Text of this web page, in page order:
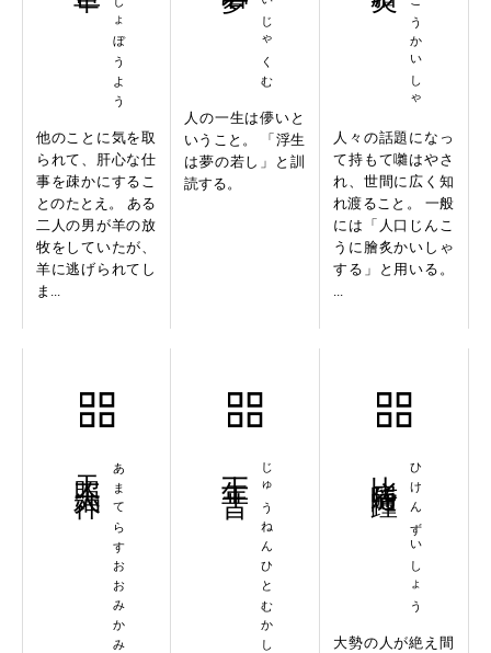
他のことに気を取
られて、肝心な仕
事を疎かにするこ
とのたとえ。 ある
二人の男が羊の放
牧をしていたが、
羊に逃げられてし
ま...
人の一生は儚いと
いうこと。 「浮生
は夢の若し」と訓
読する。
人々の話題になっ
て持もて囃はやさ
れ、世間に広く知
れ渡ること。 一般
には「人口じんこ
うに膾炙かいしゃ
する」と用いる。
...
あまてらすおおみかみ じゅうねんひとむかし ひけんずいしょう
大勢の人が絶え間